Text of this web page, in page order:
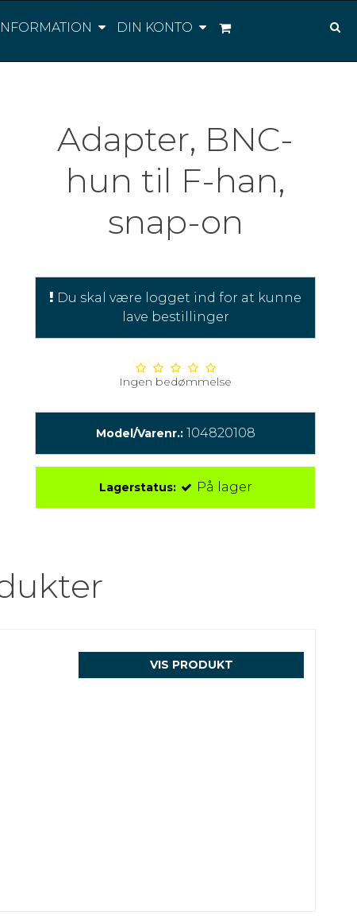
DIN KONTO
Adapter, BNC-
hun til F-han,
snap-on
Du skal være logget ind for at kunne
lave bestillinger
Ingen bedømmelse
Model/Varenr.: 104820108
Lagerstatus: På lager
VIS PRODUKT